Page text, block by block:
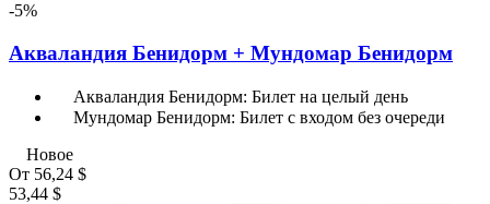
-5%
Акваландия Бенидорм + Мундомар Бенидорм
Акваландия Бенидорм: Билет на целый день
Мундомар Бенидорм: Билет с входом без очереди
Новое
От 56,24 $
53,44 $